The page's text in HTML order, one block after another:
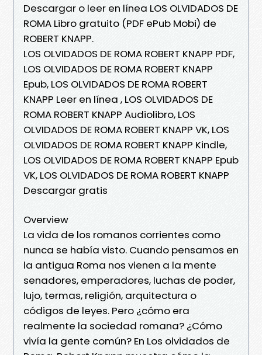
Descargar o leer en línea LOS OLVIDADOS DE
ROMA Libro gratuito (PDF ePub Mobi) de
ROBERT KNAPP.
LOS OLVIDADOS DE ROMA ROBERT KNAPP PDF,
LOS OLVIDADOS DE ROMA ROBERT KNAPP
Epub, LOS OLVIDADOS DE ROMA ROBERT
KNAPP Leer en línea , LOS OLVIDADOS DE
ROMA ROBERT KNAPP Audiolibro, LOS
OLVIDADOS DE ROMA ROBERT KNAPP VK, LOS
OLVIDADOS DE ROMA ROBERT KNAPP Kindle,
LOS OLVIDADOS DE ROMA ROBERT KNAPP Epub
VK, LOS OLVIDADOS DE ROMA ROBERT KNAPP
Descargar gratis
Overview
La vida de los romanos corrientes como
nunca se había visto. Cuando pensamos en
la antigua Roma nos vienen a la mente
senadores, emperadores, luchas de poder,
lujo, termas, religión, arquitectura o
códigos de leyes. Pero ¿cómo era
realmente la sociedad romana? ¿Cómo
vivía la gente común? En Los olvidados de